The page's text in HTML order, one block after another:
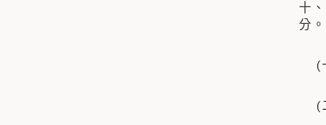
十
分。
(
(